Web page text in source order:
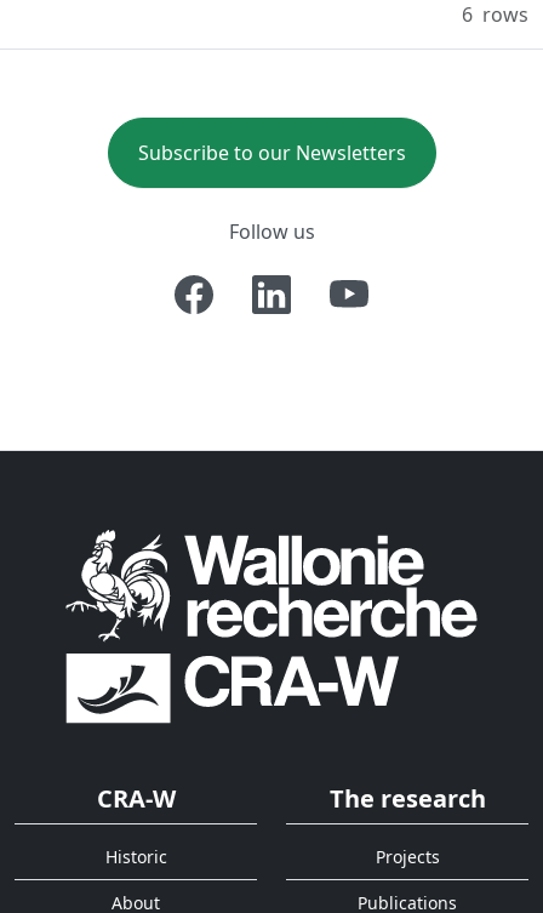
6 rows
Subscribe to our Newsletters
Follow us
CRA-W
Historic
About
The research
Projects
Publications